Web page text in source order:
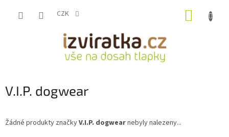
CZK
V.I.P. dogwear
Žádné produkty značkyV.I.P. dogwearnebyly nalezeny...